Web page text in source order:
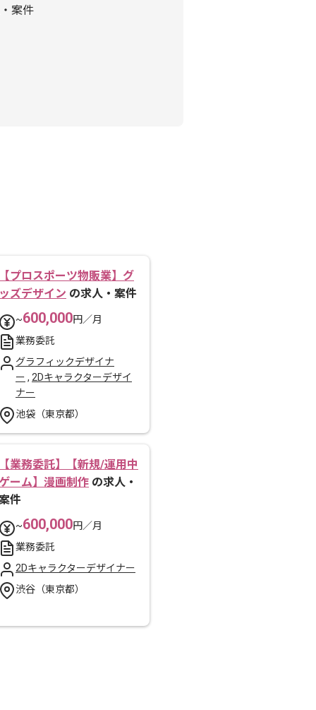
案件
【プロスポーツ物販業】グ
ッズデザイン の求人・案件
~600,000円／月
業務委託
グラフィックデザイナ
ー , 2Dキャラクターデザイ
ナー
池袋（東京都）
【業務委託】【新規/運用中
ゲーム】漫画制作 の求人・
件
~600,000円／月
業務委託
2Dキャラクターデザイナー
渋谷（東京都）